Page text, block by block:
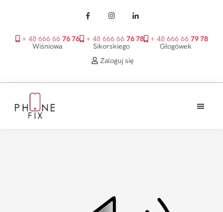
+ 48 666 66 76 76
Wiśniowa
+ 48 666 66 76 78
Sikorskiego
+ 48 666 66 79 78
Głogówek
Zaloguj się
głównego